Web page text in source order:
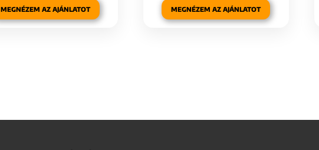
MEGNÉZEM AZ AJÁNLATOT MEGNÉZEM AZ AJÁNLATOT